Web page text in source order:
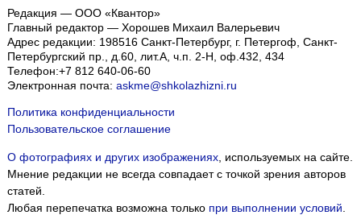
Редакция — ООО «Квантор»
Главный редактор — Хорошев Михаил Валерьевич
Адрес редакции: 198516 Санкт-Петербург, г. Петергоф Санкт-
Петербургский пр., д.60, лит.А, ч.п. 2-Н, оф.432, 434
Телефон:+7 812 640-06-60
Электронная почта: askme@shkolazhizni.ru
Политика конфиденциальности
Пользовательское соглашение
О фотографиях и других изображениях, используемых на сайте.
Мнение редакции не всегда совпадает с точкой зрения авторов
статей.
Любая перепечатка возможна только при выполнении условий